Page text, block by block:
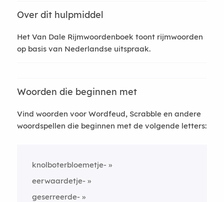
Over dit hulpmiddel
Het Van Dale Rijmwoordenboek toont rijmwoorden
op basis van Nederlandse uitspraak.
Woorden die beginnen met
Vind woorden voor Wordfeud, Scrabble en andere
woordspellen die beginnen met de volgende letters:
knolboterbloemetje-
eerwaardetje-
geserreerde-